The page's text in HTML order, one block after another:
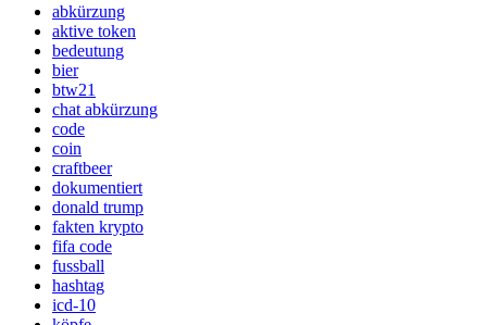
abkürzung
aktive token
bedeutung
bier
btw21
chat abkürzung
code
coin
craftbeer
dokumentiert
donald trump
fakten krypto
fifa code
fussball
hashtag
icd-10